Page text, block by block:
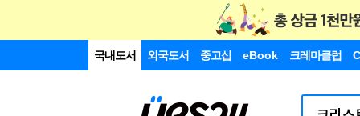
국내도서 외국도서 중고샵 eBook 크레마클럽